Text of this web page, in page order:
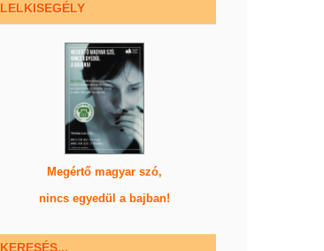
LELKISEGÉLY
Megértő magyar szó,
nincs egyedül a bajban!
KERESÉS...